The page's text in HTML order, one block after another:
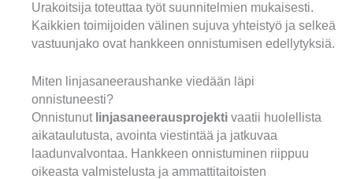
Urakoitsija toteuttaa työt suunnitelmien mukaisesti.
Kaikkien toimijoiden välinen sujuva yhteistyö ja selkeä
vastuunjako ovat hankkeen onnistumisen edellytyksiä.
Miten linjasaneeraushanke viedään läpi
onnistuneesti?
Onnistunut linjasaneerausprojekti vaatii huolellista
aikataulutusta, avointa viestintää ja jatkuvaa
laadunvalvontaa. Hankkeen onnistuminen riippuu
oikeasta valmistelusta ja ammattitaitoisten